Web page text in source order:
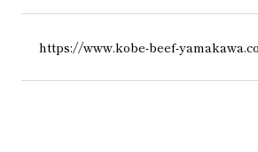
https://www.kobe-beef-